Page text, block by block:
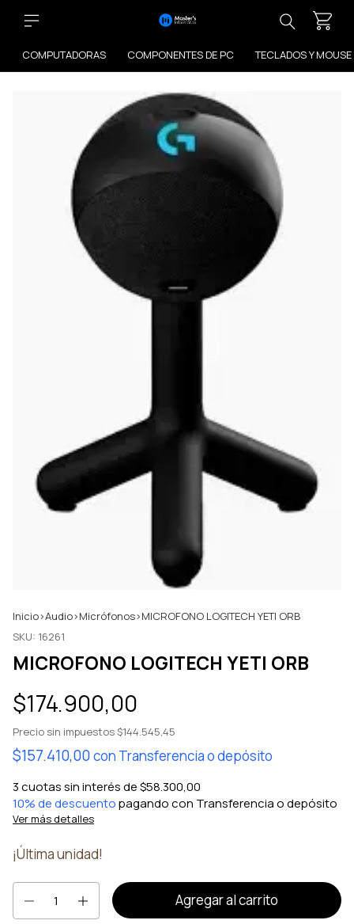
COMPUTADORAS COMPONENTES DE PC TECLADOS Y MOUSE
Inicio>Audio>Micrófonos>MICROFONO LOGITECH YETI ORB
SKU: 16261
MICROFONO LOGITECH YETI ORB
$174.900,00
Precio sin impuestos$144.545,45
$157.410,00con Transferencia o depósito
3cuotas sin interés de$58.300,00
10% de descuentopagando con Transferencia o depósito
Ver más detalles
¡Última unidad!